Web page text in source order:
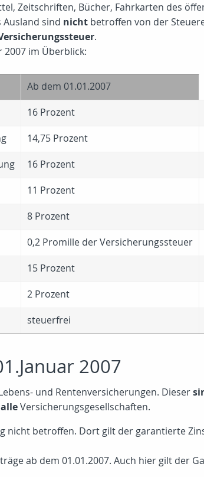
Zeitschriften, Bücher, Fahrkarten des
sind nicht betroffen von der
.
2007 im Überblick:
Ab dem 01.01.2007
16 Prozent
14,75 Prozent
16 Prozent
11 Prozent
8 Prozent
0,2 Promille der Versicherungssteuer
15 Prozent
2 Prozent
steuerfrei
2007
und Rentenversicherungen. Dieser
alleVersicherungsgesellschaften.
nicht betroffen. Dort gilt der garantierte
ab dem 01.01.2007. Auch hier gilt der